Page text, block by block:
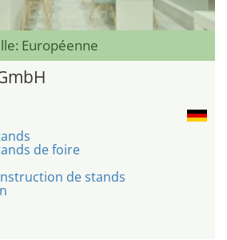
Européenne
de foire
de stands